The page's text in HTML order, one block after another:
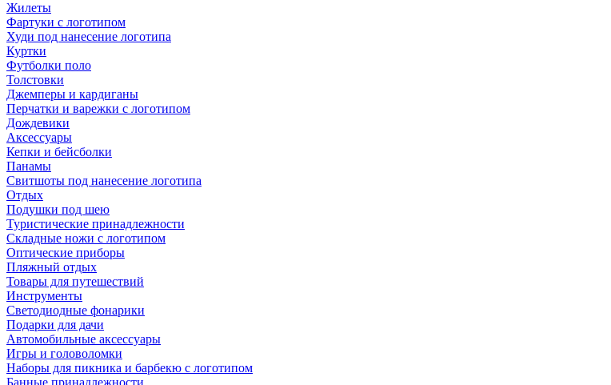
Жилеты
Фартуки с логотипом
Худи под нанесение логотипа
Куртки
Футболки поло
Толстовки
Джемперы и кардиганы
Перчатки и варежки с логотипом
Дождевики
Аксессуары
Кепки и бейсболки
Панамы
Свитшоты под нанесение логотипа
Отдых
Подушки под шею
Туристические принадлежности
Складные ножи с логотипом
Оптические приборы
Пляжный отдых
Товары для путешествий
Инструменты
Светодиодные фонарики
Подарки для дачи
Автомобильные аксессуары
Игры и головоломки
Наборы для пикника и барбекю с логотипом
Банные принадлежности